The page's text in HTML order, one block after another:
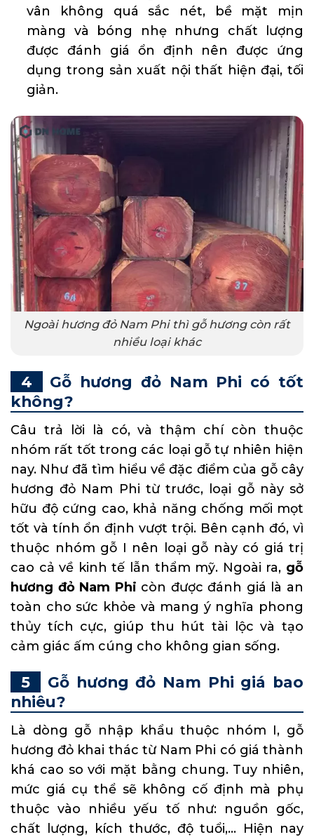
vân không quá sắc nét, bề mặt mịn
màng và bóng nhẹ nhưng chất lượng
được đánh giá ổn định nên được ứng
dụng trong sản xuất nội thất hiện đại, tối
giản.
Ngoài hương đỏ Nam Phi thì gỗ hương còn rất
nhiều loại khác
Gỗ hương đỏ Nam Phi có tốt
không?
Câu trả lời là có, và thậm chí còn thuộc
nhóm rất tốt trong các loại gỗ tự nhiên hiện
nay. Như đã tìm hiểu về đặc điểm của gỗ cây
hương đỏ Nam Phi từ trước, loại gỗ này sở
hữu độ cứng cao, khả năng chống mối mọt
tốt và tính ổn định vượt trội. Bên cạnh đó, vì
thuộc nhóm gỗ I nên loại gỗ này có giá trị
cao cả về kinh tế lẫn thẩm mỹ. Ngoài ra, gỗ
hương đỏ Nam Phi còn được đánh giá là an
toàn cho sức khỏe và mang ý nghĩa phong
thủy tích cực, giúp thu hút tài lộc và tạo
cảm giác ấm cúng cho không gian sống.
Gỗ hương đỏ Nam Phi giá bao
nhiêu?
Là dòng gỗ nhập khẩu thuộc nhóm I, gỗ
hương đỏ khai thác từ Nam Phi có giá thành
khá cao so với mặt bằng chung. Tuy nhiên,
mức giá cụ thể sẽ không cố định mà phụ
thuộc vào nhiều yếu tố như: nguồn gốc,
chất lượng, kích thước, độ tuổi,… Hiện nay